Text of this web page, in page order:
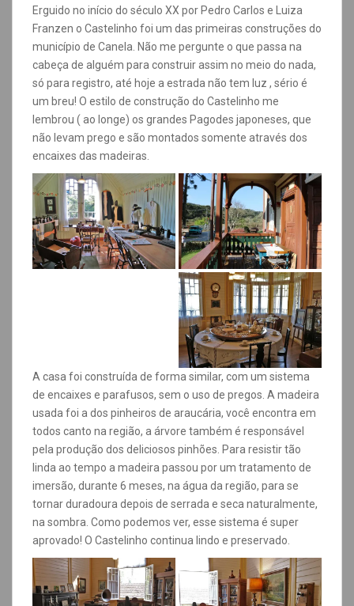
Erguido no início do século XX por Pedro Carlos e Luiza
Franzen o Castelinho foi um das primeiras construções do
município de Canela. Não me pergunte o que passa na
cabeça de alguém para construir assim no meio do nada,
só para registro, até hoje a estrada não tem luz , sério é
um breu! O estilo de construção do Castelinho me
lembrou ( ao longe) os grandes Pagodes japoneses, que
não levam prego e são montados somente através dos
encaixes das madeiras.
A casa foi construída de forma similar, com um sistema
de encaixes e parafusos, sem o uso de pregos. A madeira
usada foi a dos pinheiros de araucária, você encontra em
todos canto na região, a árvore também é responsável
pela produção dos deliciosos pinhões. Para resistir tão
linda ao tempo a madeira passou por um tratamento de
imersão, durante 6 meses, na água da região, para se
tornar duradoura depois de serrada e seca naturalmente,
na sombra. Como podemos ver, esse sistema é super
aprovado! O Castelinho continua lindo e preservado.